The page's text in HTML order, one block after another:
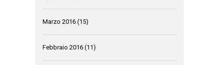
Marzo 2016 (15)
Febbraio 2016 (11)